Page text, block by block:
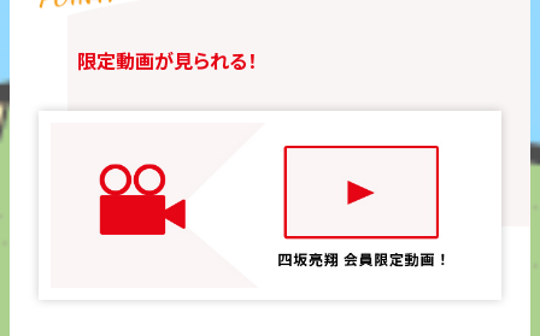
限定動画が見られる！